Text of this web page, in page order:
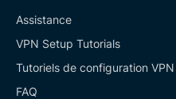
Assistance
VPN Setup Tutorials
Tutoriels de configuration VPN
FAQ